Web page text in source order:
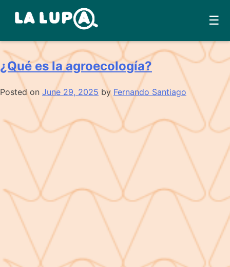
Skip
content
☰
Área:Ciencia Argentina
¿Qué es la agroecología?
Posted on June 29, 2025 by Fernando Santiago